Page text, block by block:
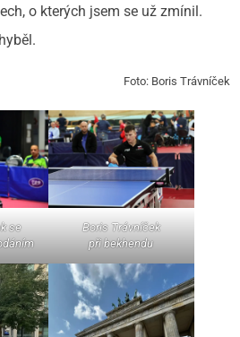
o kterých jsem se už zmínil.
Foto: Boris Trávníček
se
Boris Trávníček
při bekhendu